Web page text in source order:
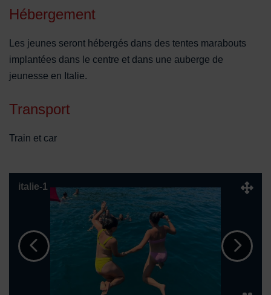
Hébergement
Les jeunes seront hébergés dans des tentes marabouts
implantées dans le centre et dans une auberge de
jeunesse en Italie.
Transport
Train et car
italie-1